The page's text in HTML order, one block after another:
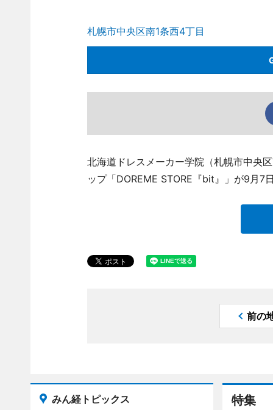
札幌市中央区南1条西4丁目
北海道ドレスメーカー学院（札幌市中央
ップ「DOREME STORE『bit』」が9月7
前の
特集
みん経トピックス